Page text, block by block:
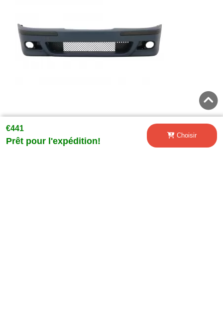
Pare-chocs avant pour BMW Série 5 E39 1995-2003 M5
Look Grille inférieure
€441
Prêt pour l'expédition!
Choisir